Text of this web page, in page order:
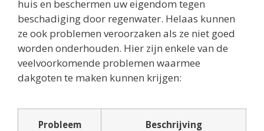
huis en beschermen uw eigendom tegen
beschadiging door regenwater. Helaas kunnen
ze ook problemen veroorzaken als ze niet goed
worden onderhouden. Hier zijn enkele van de
veelvoorkomende problemen waarmee
dakgoten te maken kunnen krijgen:
Probleem Beschrijving